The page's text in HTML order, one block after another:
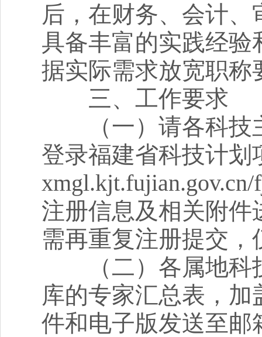
后，在财务、会计
具备丰富的实践经
据实际需求放宽职称
三、工作要求
（一）请各科技
登录福建省科技计划
注册信息及相关附
需再重复注册提交
（二）各属地科
库的专家汇总表，加
件和电子版发送至邮